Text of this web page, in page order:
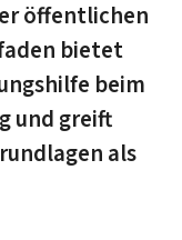
öffentlichen
bietet
beim
und greift
als